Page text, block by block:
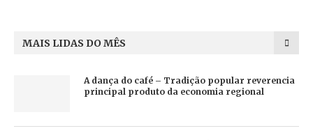
MAIS LIDAS DO MÊS
A dança do café – Tradição popular reverencia
principal produto da economia regional